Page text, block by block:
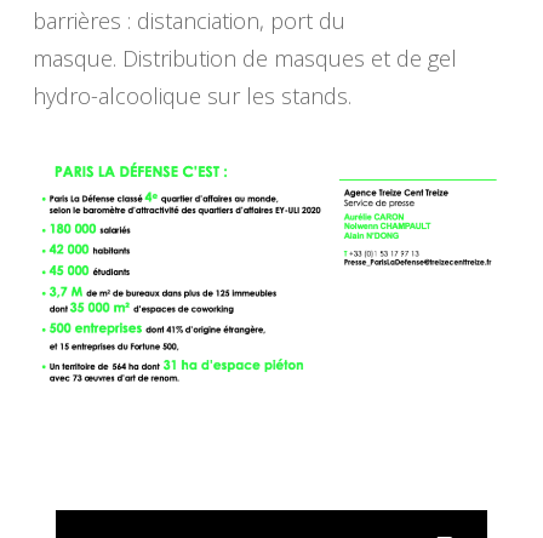
barrières : distanciation, port du
masque. Distribution de masques et de gel
hydro-alcoolique sur les stands.